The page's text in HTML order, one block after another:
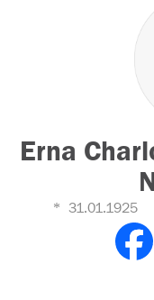
Erna
31.01.1925